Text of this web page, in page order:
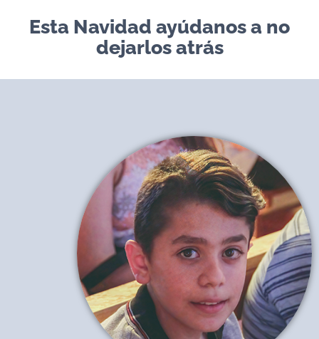
Esta Navidad ayúdanos a no
dejarlos atrás